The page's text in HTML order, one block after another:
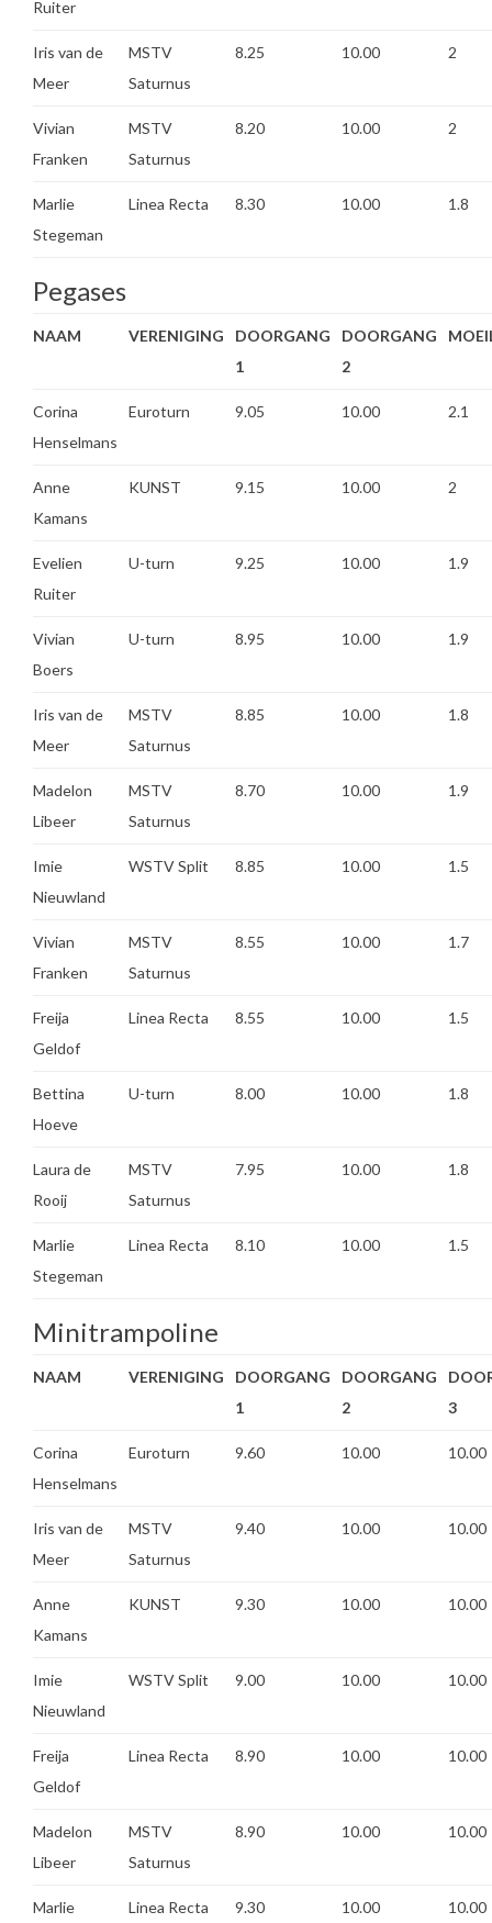
Ruiter
Iris van de
Meer
MSTV
Saturnus
8.25 10.00 2
Vivian
Franken
MSTV
Saturnus
8.20 10.00 2
Marlie
Stegeman
Linea Recta 8.30 10.00 1.8
Pegases
NAAM VERENIGING
DOORGANG
1
DOORGANG
2
Corina
Henselmans
Euroturn 9.05 10.00 2.1
Anne
Kamans
KUNST 9.15 10.00 2
Evelien
Ruiter
U-turn 9.25 10.00 1.9
Vivian
Boers
U-turn 8.95 10.00 1.9
Iris van de
Meer
MSTV
Saturnus
8.85 10.00 1.8
Madelon
Libeer
MSTV
Saturnus
8.70 10.00 1.9
Imie
Nieuwland
WSTV Split 8.85 10.00 1.5
Vivian
Franken
MSTV
Saturnus
8.55 10.00 1.7
Freija
Geldof
Linea Recta 8.55 10.00 1.5
Bettina
Hoeve
U-turn 8.00 10.00 1.8
Laura de
Rooij
MSTV
Saturnus
7.95 10.00 1.8
Marlie
Stegeman
Linea Recta 8.10 10.00 1.5
Minitrampoline
NAAM VERENIGING
DOORGANG
1
DOORGANG
2
3
Corina
Henselmans
Euroturn 9.60 10.00 10.00
Iris van de
Meer
MSTV
Saturnus
9.40 10.00 10.00
Anne
Kamans
KUNST 9.30 10.00 10.00
Imie
Nieuwland
WSTV Split 9.00 10.00 10.00
Freija
Geldof
Linea Recta 8.90 10.00 10.00
Madelon
Libeer
MSTV
Saturnus
8.90 10.00 10.00
Marlie
Linea Recta 9.30 10.00 10.00